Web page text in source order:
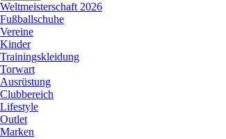
Weltmeisterschaft 2026
Fußballschuhe
Vereine
Kinder
Trainingskleidung
Torwart
Ausrüstung
Clubbereich
Lifestyle
Outlet
Marken